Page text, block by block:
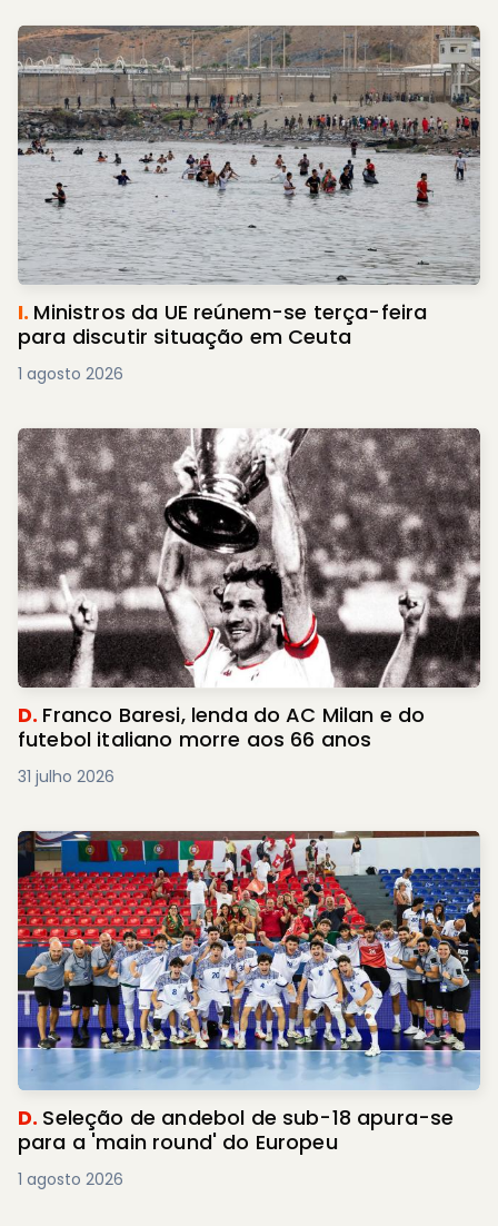
I. Ministros da UE reúnem-se terça-feira
para discutir situação em Ceuta
1 agosto 2026
D. Franco Baresi, lenda do AC Milan e do
futebol italiano morre aos 66 anos
31 julho 2026
D. Seleção de andebol de sub-18 apura-se
para a 'main round' do Europeu
1 agosto 2026